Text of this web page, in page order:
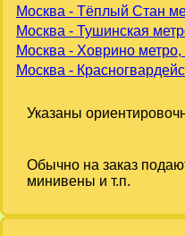
Москва - Тёплый Стан
Москва - Тушинская
Москва - Ховрино
Москва -
Указаны
Обычно на заказ
минивены и т.п.